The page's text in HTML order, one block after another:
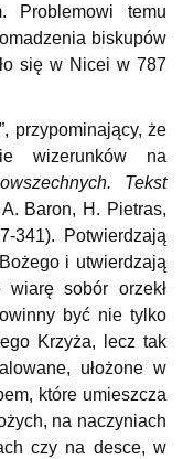
Problemowi temu
biskupów
się w Nicei w 787
przypominający, że
wizerunków na
Tekst
Baron, H. Pietras,
341). Potwierdzają
i utwierdzają
sobór orzekł
być nie tylko
Krzyża, lecz tak
ułożone w
które umieszcza
na naczyniach
czy na desce, w